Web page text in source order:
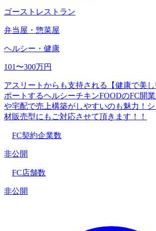
ゴーストレストラン
弁当屋・惣菜屋
ヘルシー・健康
101〜300万円
アスリートからも支持される【健康で美
ポートするヘルシーチキンFOODのFC開
や宅配で売上構築がしやすいのも魅力！
材販売型にもご対応させて頂きます！！
FC契約企業数
非公開
FC店舗数
非公開